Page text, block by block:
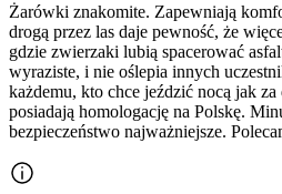
Żarówki znakomite. Zapewniają
drogą przez las daje pewność, że
gdzie zwierzaki lubią spacerować
wyraziste, i nie oślepia innych
każdemu, kto chce jeździć nocą jak
posiadają homologację na Polskę.
bezpieczeństwo najważniejsze.